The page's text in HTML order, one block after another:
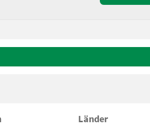
Länder